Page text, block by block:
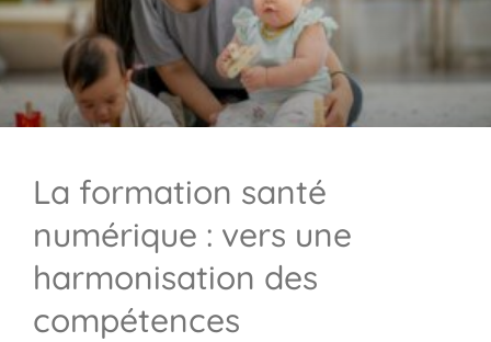
La formation santé
numérique : vers une
harmonisation des
compétences